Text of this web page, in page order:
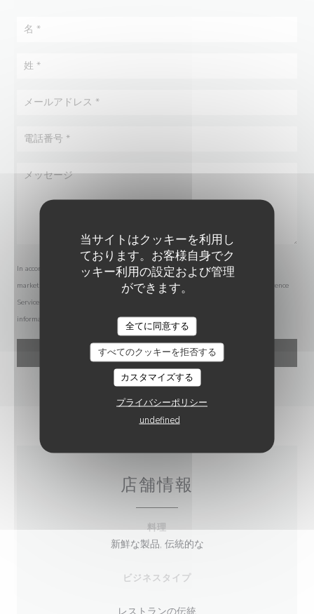
当サイトはクッキーを利用し
ております。お客様自身でク
ッキー利用の設定および管理
ができます。
全てに同意する
すべてのクッキーを拒否する
カスタマイズする
プライバシーポリシー
undefined
In accordance with data protection regulations, you have the right to opt out of
marketing communications. UK residents can register with the Telephone Preference
Service at
information about how we process your data, please see our
店舗情報
料理
新鮮な製品, 伝統的な
ビジネスタイプ